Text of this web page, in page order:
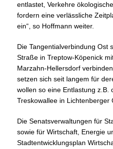
entlastet, Verkehre
fordern eine verlässliche
ein“, so Hoffmann weiter.
Die Tangentialverbindung Ost
Straße in Treptow-Köpenick
Marzahn-Hellersdorf
setzen sich seit langem für
wollen so eine Entlastung z.B.
Treskowallee in Lichtenberger
Die Senatsverwaltungen für
sowie für Wirtschaft, Energie
Stadtentwicklungsplan